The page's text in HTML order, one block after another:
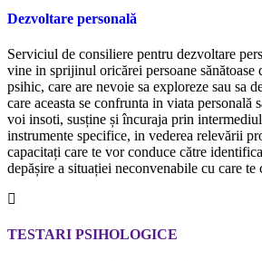
Dezvoltare personală
Serviciul de consiliere pentru dezvoltare
vine in sprijinul oricărei persoane sănătoase
psihic, care are nevoie sa exploreze sau sa
care aceasta se confrunta in viata personală
voi insoti, susține și încuraja prin
instrumente specifice, in vederea relevării
capacitați care te vor conduce către
depășire a situației neconvenabile cu care te
TESTARI PSIHOLOGICE